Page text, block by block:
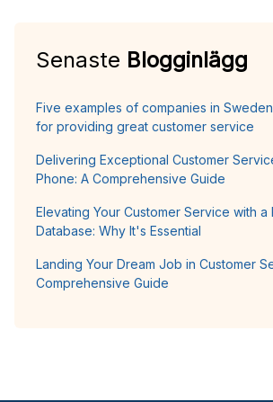
Senaste Blogginlägg
Five examples of companies in
for providing great customer service
Delivering Exceptional Customer
Phone: A Comprehensive Guide
Elevating Your Customer Service with
Database: Why It's Essential
Landing Your Dream Job in Customer
Comprehensive Guide